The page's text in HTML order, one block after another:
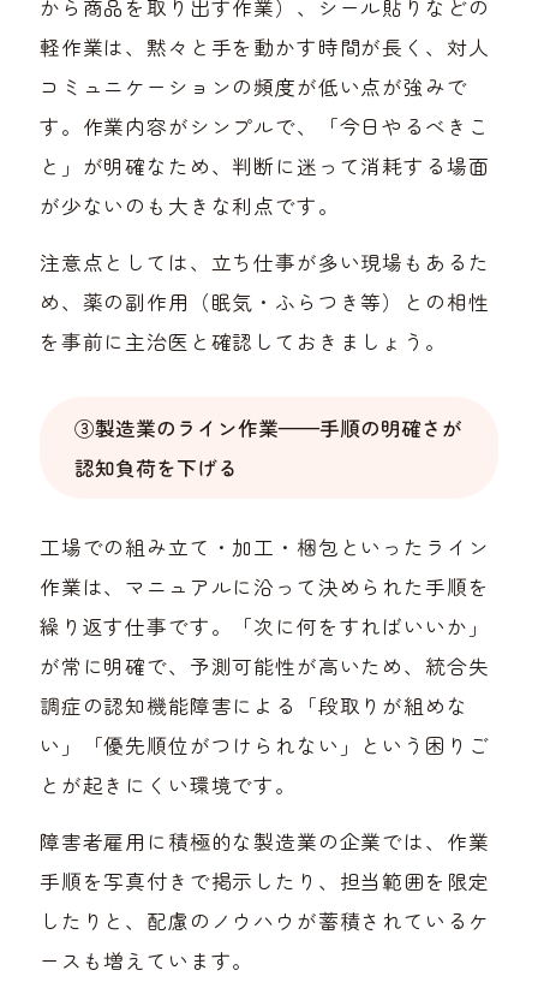
から商品を取り出す作業）、シール貼りなどの
軽作業は、黙々と手を動かす時間が長く、対人
コミュニケーションの頻度が低い点が強みで
す。作業内容がシンプルで、「今日やるべきこ
と」が明確なため、判断に迷って消耗する場面
が少ないのも大きな利点です。
注意点としては、立ち仕事が多い現場もあるた
め、薬の副作用（眠気・ふらつき等）との相性
を事前に主治医と確認しておきましょう。
③製造業のライン作業——手順の明確さが
認知負荷を下げる
工場での組み立て・加工・梱包といったライン
作業は、マニュアルに沿って決められた手順を
繰り返す仕事です。「次に何をすればいいか」
が常に明確で、予測可能性が高いため、統合失
調症の認知機能障害による「段取りが組めな
い」「優先順位がつけられない」という困りご
とが起きにくい環境です。
障害者雇用に積極的な製造業の企業では、作業
手順を写真付きで掲示したり、担当範囲を限定
したりと、配慮のノウハウが蓄積されているケ
ースも増えています。